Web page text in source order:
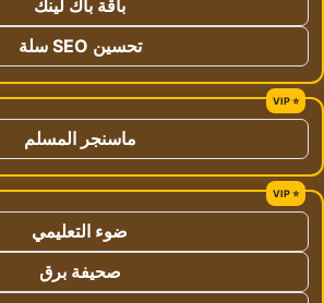
باقة باك لينك
تحسين SEO سلة
ماسنجر المسلم
ضوء التعليمي
صحيفة برق